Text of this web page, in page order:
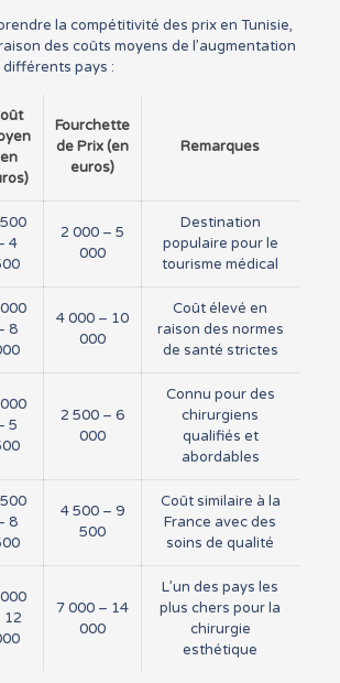
la compétitivité des prix en Tunisie,
des coûts moyens de l’augmentation
pays :
Fourchette
de Prix (en
euros)
Remarques
4
2 000 – 5
000
Destination
populaire pour le
tourisme médical
8
4 000 – 10
000
Coût élevé en
raison des normes
de santé strictes
5
2 500 – 6
000
Connu pour des
chirurgiens
qualifiés et
abordables
8
4 500 – 9
500
Coût similaire à la
France avec des
soins de qualité
12
7 000 – 14
000
L’un des pays les
plus chers pour la
chirurgie
esthétique